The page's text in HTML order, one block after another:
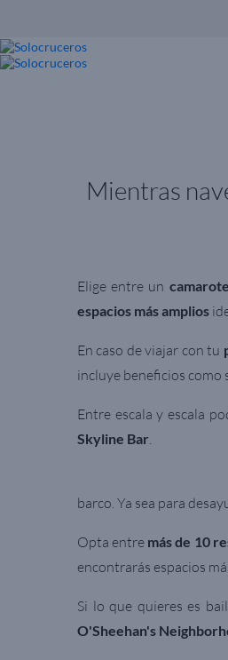
Mientras
Elige entre un
espacios más amplios
En caso de viajar con tu
incluye beneficios como
Entre escala y escala
Skyline Bar.
barco. Ya sea para
Opta entre más de 10
encontrarás espacios
Si lo que quieres es
O'Sheehan's